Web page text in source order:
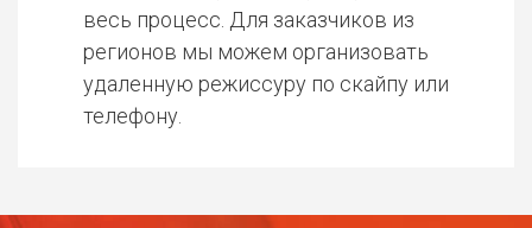
весь процесс. Для заказчиков из
регионов мы можем организовать
удаленную режиссуру по скайпу или
телефону.